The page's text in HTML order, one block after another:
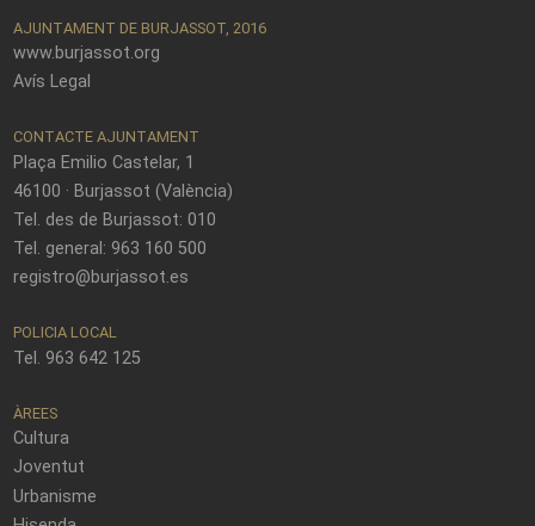
AJUNTAMENT DE BURJASSOT, 2016
www.burjassot.org
Avís Legal
CONTACTE AJUNTAMENT
Plaça Emilio Castelar, 1
46100 · Burjassot (València)
Tel. des de Burjassot: 010
Tel. general: 963 160 500
registro@burjassot.es
POLICIA LOCAL
Tel. 963 642 125
ÀREES
Cultura
Joventut
Urbanisme